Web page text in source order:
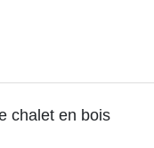
chalet en bois